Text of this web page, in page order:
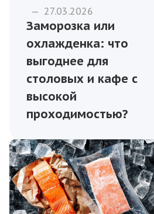
— 27.03.2026
Заморозка или
охлажденка: что
выгоднее для
столовых и кафе с
высокой
проходимостью?